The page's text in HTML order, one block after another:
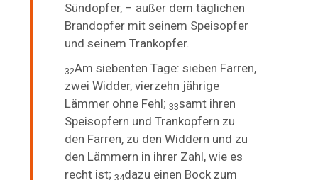
Sündopfer, – außer dem täglichen
Brandopfer mit seinem Speisopfer
und seinem Trankopfer.
32Am siebenten Tage: sieben Farren,
zwei Widder, vierzehn jährige
Lämmer ohne Fehl;33samt ihren
Speisopfern und Trankopfern zu
den Farren, zu den Widdern und zu
den Lämmern in ihrer Zahl, wie es
recht ist;34dazu einen Bock zum